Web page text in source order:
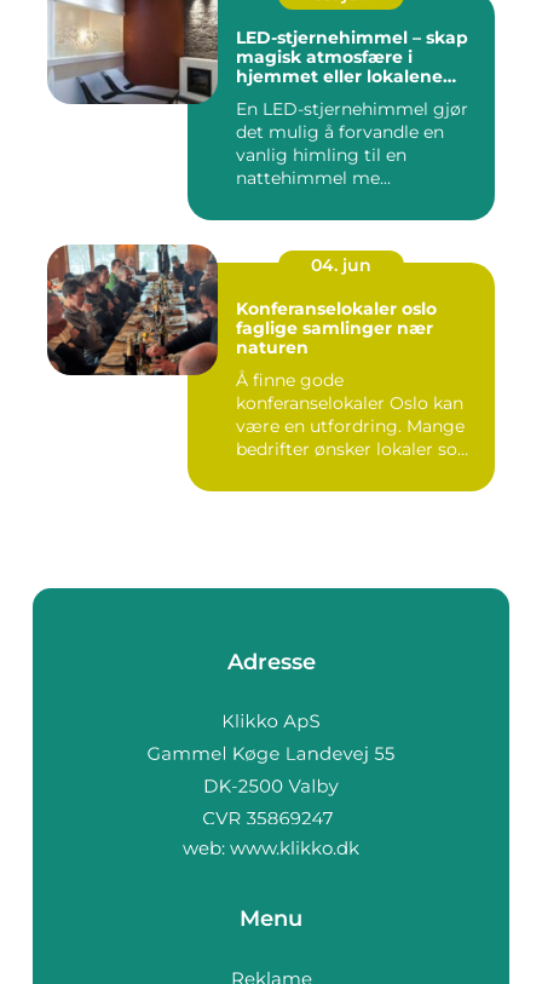
LED-stjernehimmel – skap
magisk atmosfære i
hjemmet eller lokalene
En LED-stjernehimmel gjør
det mulig å forvandle en
vanlig himling til en
nattehimmel me...
04. jun
Konferanselokaler oslo
faglige samlinger nær
naturen
Å finne gode
konferanselokaler Oslo kan
være en utfordring. Mange
bedrifter ønsker lokaler som
Adresse
web: www.klikko.dk
Menu
Reklame